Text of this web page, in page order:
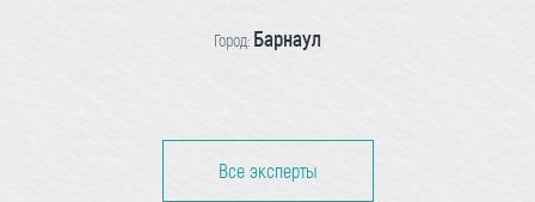
Город: Барнаул
Все эксперты